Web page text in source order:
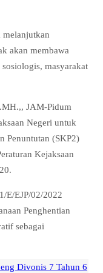
melanjutkan
akan membawa
masyarakat
JAM-Pidum
Negeri untuk
Penuntutan (SKP2)
Kejaksaan
E/EJP/02/2022
Penghentian
sebagai
Divonis 7 Tahun 6